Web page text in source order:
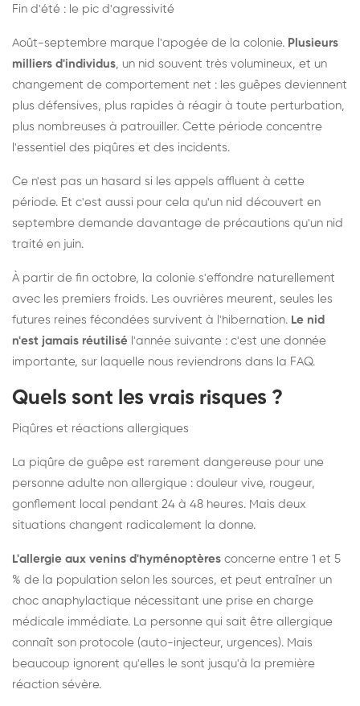
Fin d'été : le pic d'agressivité
Août-septembre marque l'apogée de la colonie. Plusieurs
milliers d'individus, un nid souvent très volumineux, et un
changement de comportement net : les guêpes deviennent
plus défensives, plus rapides à réagir à toute perturbation,
plus nombreuses à patrouiller. Cette période concentre
l'essentiel des piqûres et des incidents.
Ce n'est pas un hasard si les appels affluent à cette
période. Et c'est aussi pour cela qu'un nid découvert en
septembre demande davantage de précautions qu'un nid
traité en juin.
À partir de fin octobre, la colonie s'effondre naturellement
avec les premiers froids. Les ouvrières meurent, seules les
futures reines fécondées survivent à l'hibernation. Le nid
n'est jamais réutilisé l'année suivante : c'est une donnée
importante, sur laquelle nous reviendrons dans la FAQ.
Quels sont les vrais risques ?
Piqûres et réactions allergiques
La piqûre de guêpe est rarement dangereuse pour une
personne adulte non allergique : douleur vive, rougeur,
gonflement local pendant 24 à 48 heures. Mais deux
situations changent radicalement la donne.
L'allergie aux venins d'hyménoptères concerne entre 1 et 5
% de la population selon les sources, et peut entraîner un
choc anaphylactique nécessitant une prise en charge
médicale immédiate. La personne qui sait être allergique
connaît son protocole (auto-injecteur, urgences). Mais
beaucoup ignorent qu'elles le sont jusqu'à la première
réaction sévère.